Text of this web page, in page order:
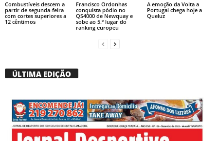
Combustíveis descem a
partir de segunda-feira
com cortes superiores a
12 cêntimos
Francisco Ordonhas
conquista pódio no
QS4000 de Newquay e
sobe ao 5.º lugar do
ranking europeu
A emoção da Volta a
Portugal chega hoje a
Queluz
ÚLTIMA EDIÇÃO